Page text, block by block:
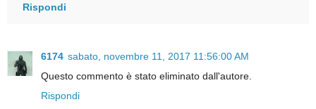
Rispondi
6174 sabato, novembre 11, 2017 11:56:00 AM
Questo commento è stato eliminato dall'autore.
Rispondi